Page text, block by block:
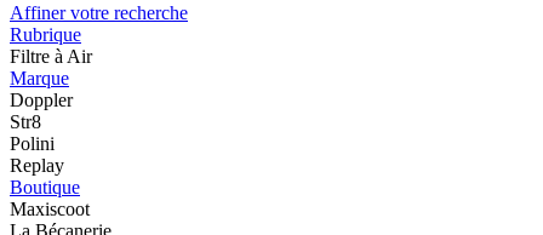
Affiner votre recherche
Rubrique
Filtre à Air
Marque
Doppler
Str8
Polini
Replay
Boutique
Maxiscoot
La Bécanerie